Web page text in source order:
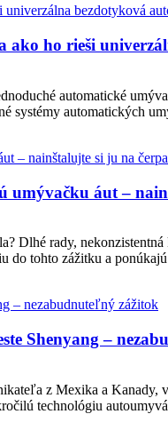
ako ho rieši
automatické
systémy automatických
áut –
Dlhé rady,
tohto zážitku a
Shenyang –
z Mexika a
technológiu